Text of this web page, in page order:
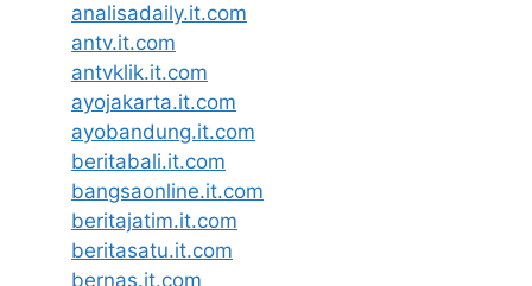
analisadaily.it.com
antv.it.com
antvklik.it.com
ayojakarta.it.com
ayobandung.it.com
beritabali.it.com
bangsaonline.it.com
beritajatim.it.com
beritasatu.it.com
bernas.it.com